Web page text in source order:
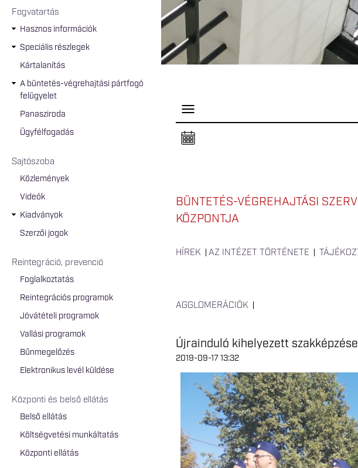
Fogvatartás
Hasznos információk
Speciális részlegek
Kártalanítás
A büntetés-végrehajtási pártfogó
felügyelet
Panasziroda
Ügyfélfogadás
Sajtószoba
Közlemények
Videók
Kiadványok
Szerzői jogok
Reintegráció, prevenció
Foglalkoztatás
Reintegrációs programok
Jóvátételi programok
Vallási programok
Bűnmegelőzés
Elektronikus levél küldése
Központi és belső ellátás
Belső ellátás
Költségvetési munkáltatás
Központi ellátás
P
e
l
s
a
BÜNTETÉS-VÉGREHAJTÁSI
KÖZPONTJA
HÍREK AZ INTÉZET TÖRTÉNETE
AGGLOMERÁCIÓK
Újrainduló kihelyezett
2019-09-17 13:32